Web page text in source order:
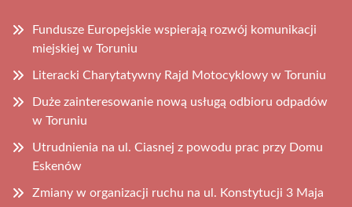
Fundusze Europejskie wspierają rozwój komunikacji
miejskiej w Toruniu
Literacki Charytatywny Rajd Motocyklowy w Toruniu
Duże zainteresowanie nową usługą odbioru odpadów
w Toruniu
Utrudnienia na ul. Ciasnej z powodu prac przy Domu
Eskenów
Zmiany w organizacji ruchu na ul. Konstytucji 3 Maja